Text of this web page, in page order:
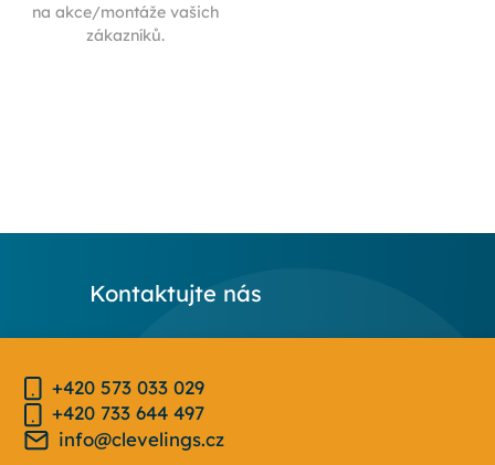
na akce/montáže vašich
zákazníků.
Kontaktujte nás
+420 573 033 029
+420 733 644 497
info@clevelings.cz